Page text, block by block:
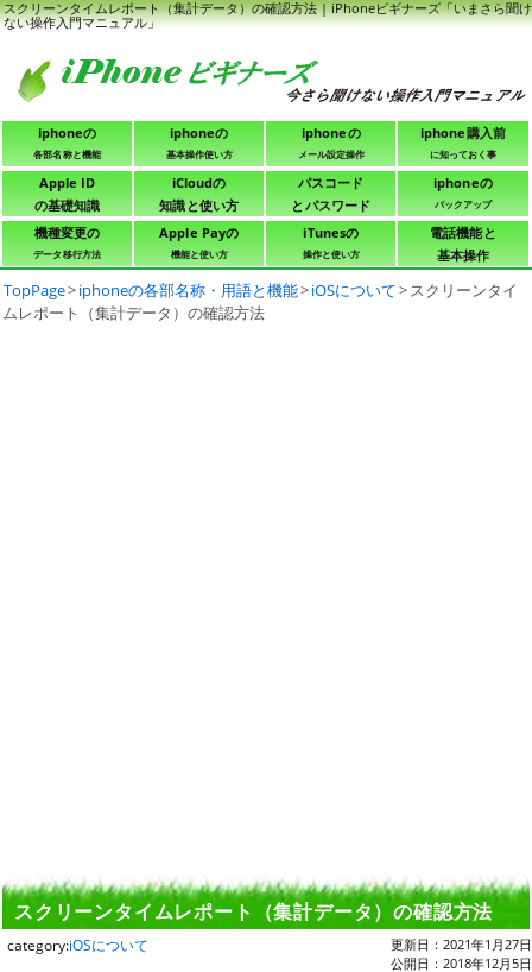
スクリーンタイムレポート（集計データ）の確認方法 | iPhoneビギナーズ「いまさら聞け
ない操作入門マニュアル」
iphoneの
各部名称と機能
iphoneの
基本操作使い方
iphoneの
メール設定操作
iphone購入前
に知っておく事
Apple ID
の基礎知識
iCloudの
知識と使い方
パスコード
とパスワード
iphoneの
バックアップ
機種変更の
データ移行方法
Apple Payの
機能と使い方
iTunesの
操作と使い方
電話機能と
基本操作
TopPage>iphoneの各部名称・用語と機能>iOSについて>スクリーンタイ
ムレポート（集計データ）の確認方法
スクリーンタイムレポート（集計データ）の確認方法
category:iOSについて 更新日： 2021年1月27日
公開日： 2018年12月5日